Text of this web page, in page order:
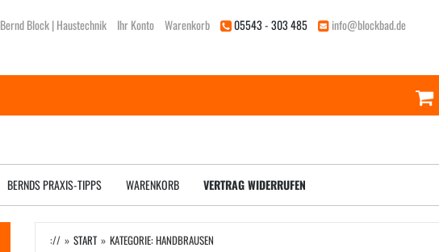
Bernd Block | Haustechnik Ihr Konto Warenkorb 05543 - 303 485 info@blockbad.de
BERNDS PRAXIS-TIPPS WARENKORB VERTRAG WIDERRUFEN
:// START KATEGORIE: HANDBRAUSEN